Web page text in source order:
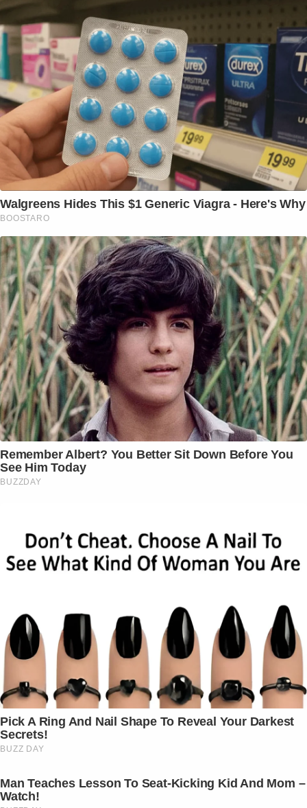
Walgreens Hides This $1 Generic Viagra - Here's Why
BOOSTARO
Remember Albert? You Better Sit Down Before You
See Him Today
BUZZDAY
Pick A Ring And Nail Shape To Reveal Your Darkest
Secrets!
BUZZ DAY
Man Teaches Lesson To Seat-Kicking Kid And Mom –
Watch!